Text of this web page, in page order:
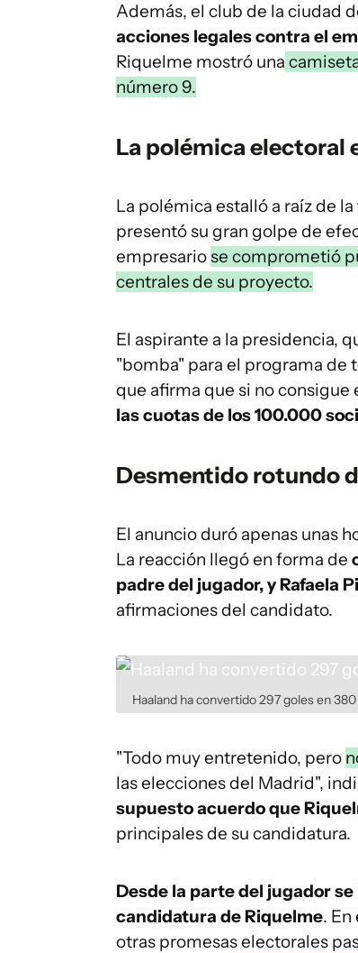
Además, el club de la ciudad
acciones legales contra el
Riquelme mostró una
número 9.
La polémica electoral
La polémica estalló a raíz de la
presentó su gran golpe de
empresariose comprometió
centrales de su proyecto.
El aspirante a la presidencia,
"bomba" para el programa de
que afirma que si no consigue
las cuotas de los 100.000
Desmentido rotundo
El anuncio duró apenas unas
La reacción llegó en forma de
padre del jugador, y Rafaela
afirmaciones del candidato.
Haaland ha convertido 297 goles en
"Todo muy entretenido, pero
las elecciones del Madrid",
supuesto acuerdo que
principales de su candidatura.
Desde la parte del jugador
candidatura de Riquelme.
otras promesas electorales